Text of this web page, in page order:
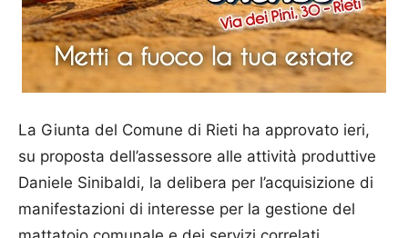
La Giunta del Comune di Rieti ha approvato ieri,
su proposta dell’assessore alle attività produttive
Daniele Sinibaldi, la delibera per l’acquisizione di
manifestazioni di interesse per la gestione del